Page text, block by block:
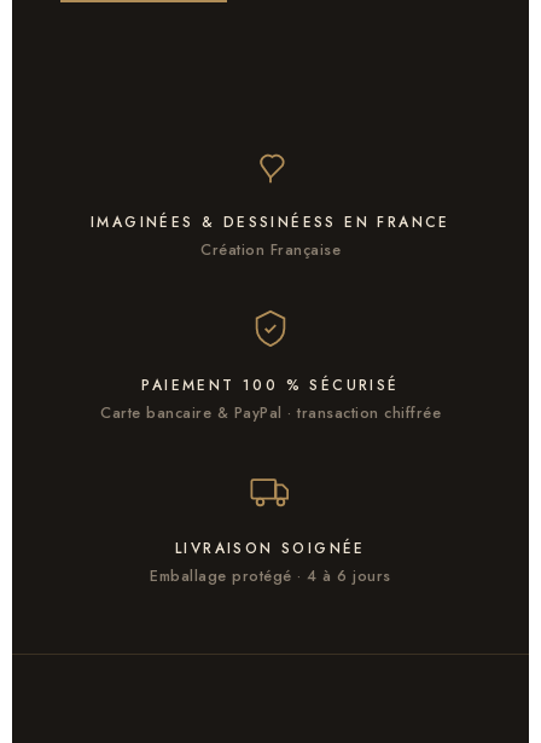
IMAGINÉES & DESSINÉESS EN FRANCE
Création Française
PAIEMENT 100 % SÉCURISÉ
Carte bancaire & PayPal · transaction chiffrée
LIVRAISON SOIGNÉE
Emballage protégé · 4 à 6 jours